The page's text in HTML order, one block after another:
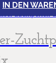
IN DEN